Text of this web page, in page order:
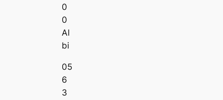
0
0
Al
bi
05
6
3